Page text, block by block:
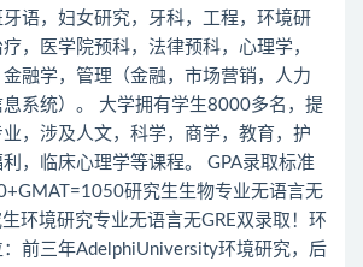
语，妇女研究，牙科，工程，环境研
，医学院预科，法律预科，心理学，
融学，管理（金融，市场营销，人力
系统）。 大学拥有学生8000多名，提
，涉及人文，科学，商学，教育，护
，临床心理学等课程。 GPA录取标准
研究生生物专业无语言无
环境研究专业无语言无GRE双录取！环
前三年AdelphiUniversity环境研究，后